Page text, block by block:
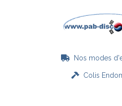
 Nos modes
Colis